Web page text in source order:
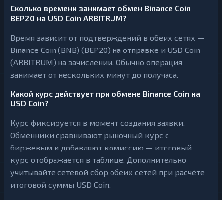
Сколько времени занимает обмен Binance Coin
BEP20 на USD Coin ARBITRUM?
Время зависит от подтверждений в обеих сетях —
Binance Coin (BNB) (BEP20) на отправке и USD Coin
(ARBITRUM) на зачислении. Обычно операция
занимает от нескольких минут до получаса.
Какой курс действует при обмене Binance Coin на
USD Coin?
Курс фиксируется в момент создания заявки.
Обменники сравнивают рыночный курс с
биржевым и добавляют комиссию — итоговый
курс отображается в таблице. Дополнительно
учитывайте сетевой сбор обеих сетей при расчёте
итоговой суммы USD Coin.